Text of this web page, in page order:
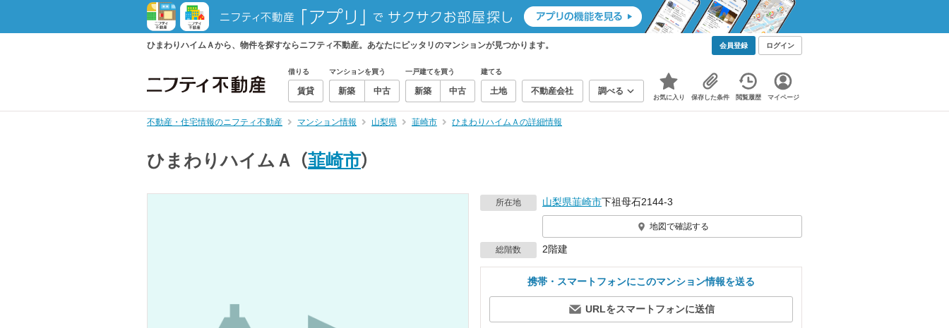
ひまわりハイムＡから、物件を探すならニフティ不動産。あなたにピッタリのマンションが見つかります。 会員登録 ログイン
借りる
賃貸
マンションを買う
新築 中古
一戸建てを買う
新築 中古
建てる
土地 不動産会社 調べる
お気に入り 保存した条件 閲覧履歴 マイページ
不動産・住宅情報のニフティ不動産 マンション情報 山梨県 韮崎市 ひまわりハイムＡの詳細情報
ひまわりハイムＡ （韮崎市）
所在地 山梨県韮崎市下祖母石2144‐3
地図で確認する
総階数 2階建
携帯・スマートフォンにこのマンション情報を送る
URLをスマートフォンに送信